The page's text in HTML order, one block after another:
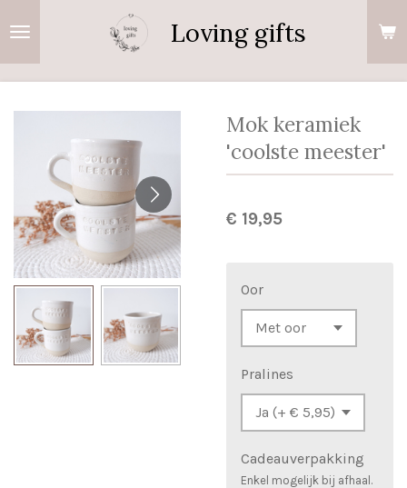
Loving gifts
Mok keramiek
'coolste meester'
€ 19,95
Oor
Pralines
Cadeauverpakking
Enkel mogelijk bij afhaal.